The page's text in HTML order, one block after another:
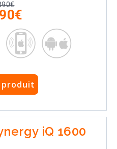
produit
iQ 1600